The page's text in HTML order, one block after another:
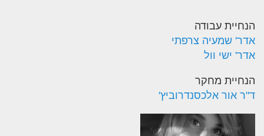
הנחיית עבודה
אדר' שמעיה צרפתי
אדר' ישי וול
הנחיית מחקר
ד"ר אור אלכסנדרוביץ'